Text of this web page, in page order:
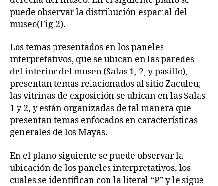
puede observar la distribución espacial del
museo(Fig.2).
Los temas presentados en los paneles
interpretativos, que se ubican en las paredes
del interior del museo (Salas 1, 2, y pasillo),
presentan temas relacionados al sitio Zaculeu;
las vitrinas de exposición se ubican en las Salas
1 y 2, y están organizadas de tal manera que
presentan temas enfocados en características
generales de los Mayas.
En el plano siguiente se puede observar la
ubicación de los paneles interpretativos, los
cuales se identifican con la literal “P” y le sigue